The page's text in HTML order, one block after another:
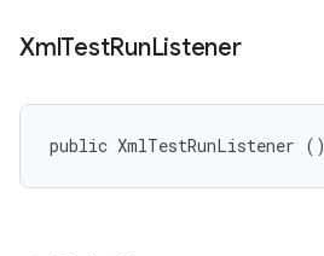
XmlTestRunListener
public XmlTestRunListener ()